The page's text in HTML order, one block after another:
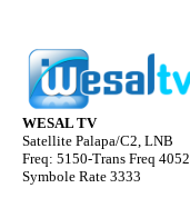
WESAL TV
Satellite Palapa/C2, LNB
Freq: 5150-Trans Freq 4052
Symbole Rate 3333